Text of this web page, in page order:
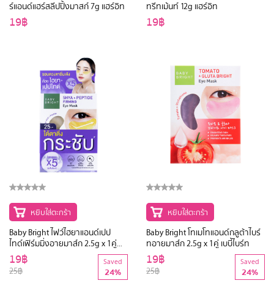
ร์แอนด์แฮร์สลีปปิ้งมาสก์ 7g แฮร์อิท
19฿
ทรีทเม้นท์ 12g แฮร์อิท
19฿
หยิบใส่ตะกร้า
Baby Bright ไฟว์ไฮยาแอนด์เปป
ไทด์เฟิร์มมิ่งอายมาส์ก 2.5g x 1คู่
(Y2022) เบบี้ไบร์ท
25฿
19฿ Saved
24%
หยิบใส่ตะกร้า
Baby Bright โทเมโทแอนด์กลูต้าไบร์
ทอายมาส์ก 2.5g x 1คู่ เบบี้ไบร์ท
25฿
19฿ Saved
24%